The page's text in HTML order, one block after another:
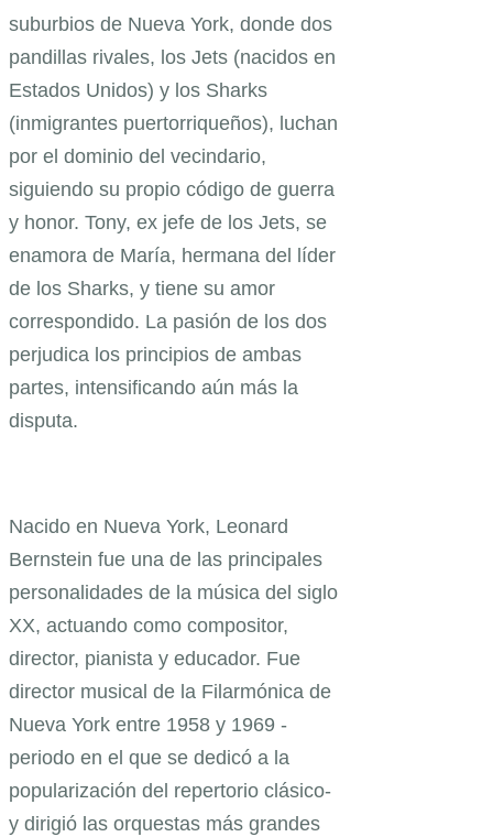
suburbios de Nueva York, donde dos
pandillas rivales, los Jets (nacidos en
Estados Unidos) y los Sharks
(inmigrantes puertorriqueños), luchan
por el dominio del vecindario,
siguiendo su propio código de guerra
y honor. Tony, ex jefe de los Jets, se
enamora de María, hermana del líder
de los Sharks, y tiene su amor
correspondido. La pasión de los dos
perjudica los principios de ambas
partes, intensificando aún más la
disputa.
Nacido en Nueva York, Leonard
Bernstein fue una de las principales
personalidades de la música del siglo
XX, actuando como compositor,
director, pianista y educador. Fue
director musical de la Filarmónica de
Nueva York entre 1958 y 1969 -
periodo en el que se dedicó a la
popularización del repertorio clásico-
y dirigió las orquestas más grandes